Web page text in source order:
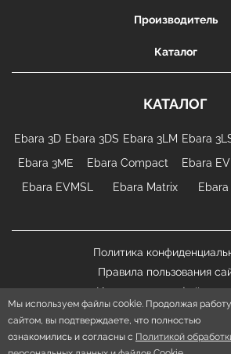
Производитель
Каталог
КАТАЛОГ
Ebara 3D Ebara 3DS Ebara 3LM Ebara
Ebara 3МЕ
Ebara Compact Ebara
Ebara EVMSL
Ebara Matrix
EBARA.su|Карта сайта
Все права защищены. ©
Политика
Правила пользования
Использование файлов
Мы используем файлы cookie. Продолжая
сайтом, вы подтверждаете, что полностью
ознакомились и согласны с Политикой